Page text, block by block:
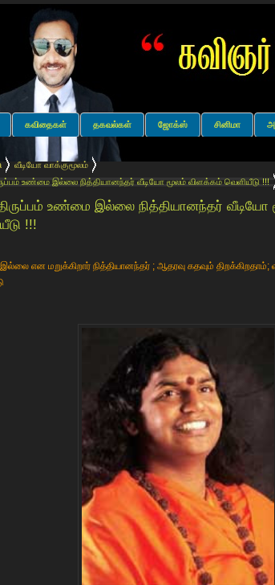
கவிதைகள் தகவல்கள் ஜோக்ஸ் சினிமா
வீடியோ வாக்குமூலம்
உண்மை இல்லை நித்தியானந்தர் வீடியோ மூலம் விளக்கம் வெளியீடு !!!
உண்மை இல்லை நித்தியானந்தர் வீடியோ
!!!
என மறுக்கிறார் நித்தியானந்தர் ; ஆதரவு கதவும் திறக்கிறதாம்;